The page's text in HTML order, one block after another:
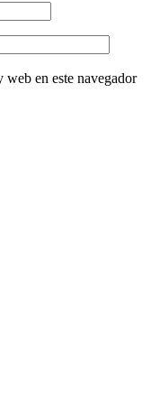
en este navegador